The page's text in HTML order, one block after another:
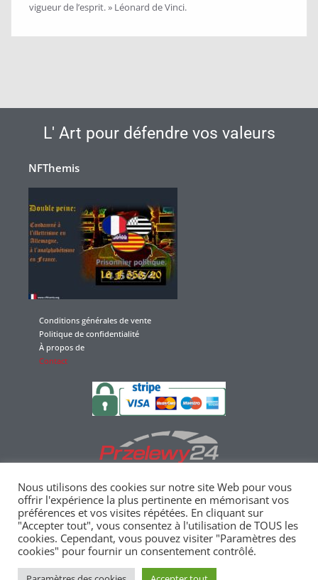
vigueur de l’esprit. » Léonard de Vinci.
L' Art pour défendre vos valeurs
NFThemis
Conditions générales de vente
Politique de confidentialité
À propos de
Contact
Merci pour votre confiance et votre soutien
Nous utilisons des cookies sur notre site Web pour vous
offrir l'expérience la plus pertinente en mémorisant vos
préférences et vos visites répétées. En cliquant sur
"Accepter tout", vous consentez à l'utilisation de TOUS les
cookies. Cependant, vous pouvez visiter "Paramètres des
cookies" pour fournir un consentement contrôlé.